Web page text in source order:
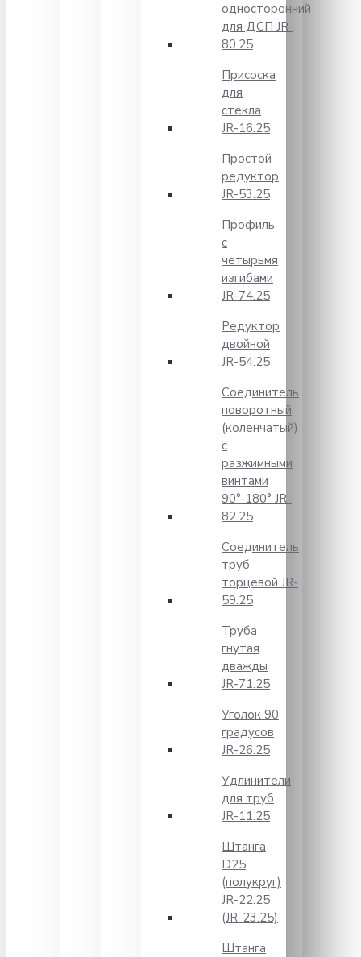
односторонний
для ДСП JR-
80.25
Присоска
для
стекла
JR-16.25
Простой
редуктор
JR-53.25
Профиль
с
четырьмя
изгибами
JR-74.25
Редуктор
двойной
JR-54.25
Соединитель
поворотный
(коленчатый)
с
разжимными
винтами
90°-180° JR-
82.25
Соединитель
труб
торцевой JR-
59.25
Труба
гнутая
дважды
JR-71.25
Уголок 90
градусов
JR-26.25
Удлинители
для труб
JR-11.25
Штанга
D25
(полукруг)
JR-22.25
(JR-23.25)
Штанга